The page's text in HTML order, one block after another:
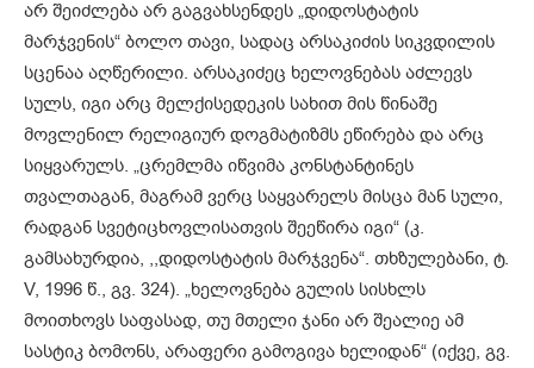
არ შეიძლება არ გაგვახსენდეს „დიდოსტატის
მარჯვენის“ ბოლო თავი, სადაც არსაკიძის სიკვდილის
სცენაა აღწერილი. არსაკიძეც ხელოვნებას აძლევს
სულს, იგი არც მელქისედეკის სახით მის წინაშე
მოვლენილ რელიგიურ დოგმატიზმს ეწირება და არც
სიყვარულს. „ცრემლმა იწვიმა კონსტანტინეს
თვალთაგან, მაგრამ ვერც საყვარელს მისცა მან სული,
რადგან სვეტიცხოვლისათვის შეეწირა იგი“ (კ.
გამსახურდია, ,,დიდოსტატის მარჯვენა“. თხზულებანი, ტ.
V, 1996 წ., გვ. 324). „ხელოვნება გულის სისხლს
მოითხოვს საფასად, თუ მთელი ჯანი არ შეალიე ამ
სასტიკ ბომონს, არაფერი გამოგივა ხელიდან“ (იქვე, გვ.